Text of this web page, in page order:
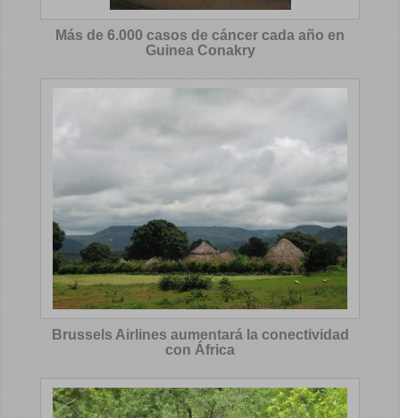
Más de 6.000 casos de cáncer cada año en
Guinea Conakry
Brussels Airlines aumentará la conectividad
con África